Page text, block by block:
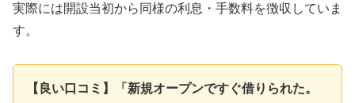
実際には開設当初から同様の利息・手数料を徴収していま
す。
【良い口コミ】「新規オープンですぐ借りられた。